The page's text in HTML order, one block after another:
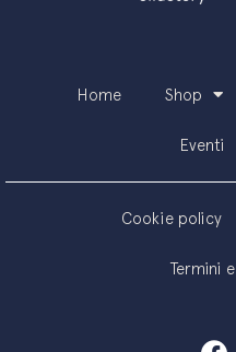
Home Shop
Eventi
Cookie policy
Termini